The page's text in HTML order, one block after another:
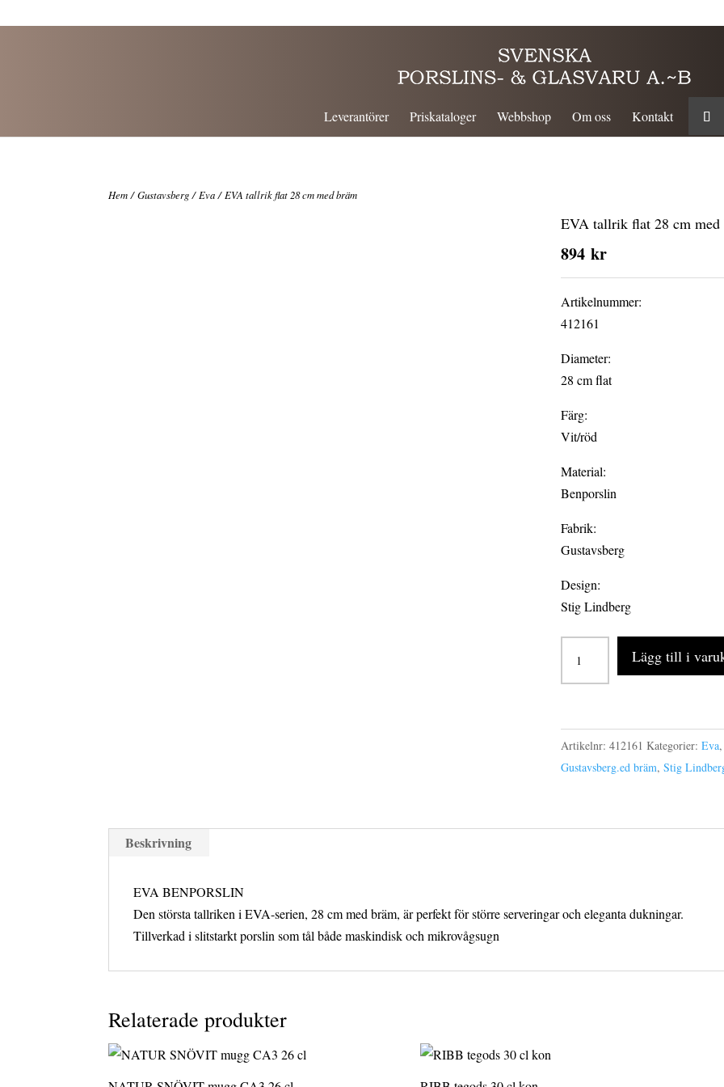
Leverantörer Priskataloger Webbshop Om oss Kontakt
Hem /Gustavsberg / Eva / EVA tallrik flat 28 cm med bräm
EVA tallrik flat 28 cm med
894 kr
Artikelnummer:
412161
Diameter:
28 cm flat
Färg:
Vit/röd
Material:
Benporslin
Fabrik:
Gustavsberg
Design:
Stig Lindberg
tallrik
flat
cm
med
bräm
Lägg till i
Artikelnr: 412161 Kategorier: Eva,
Gustavsberg.ed bräm, Stig
Beskrivning
EVA BENPORSLIN
Den största tallriken i EVA-serien, 28 cm med bräm, är perfekt för större serveringar och eleganta dukningar.
Tillverkad i slitstarkt porslin som tål både maskindisk och mikrovågsugn
Relaterade produkter